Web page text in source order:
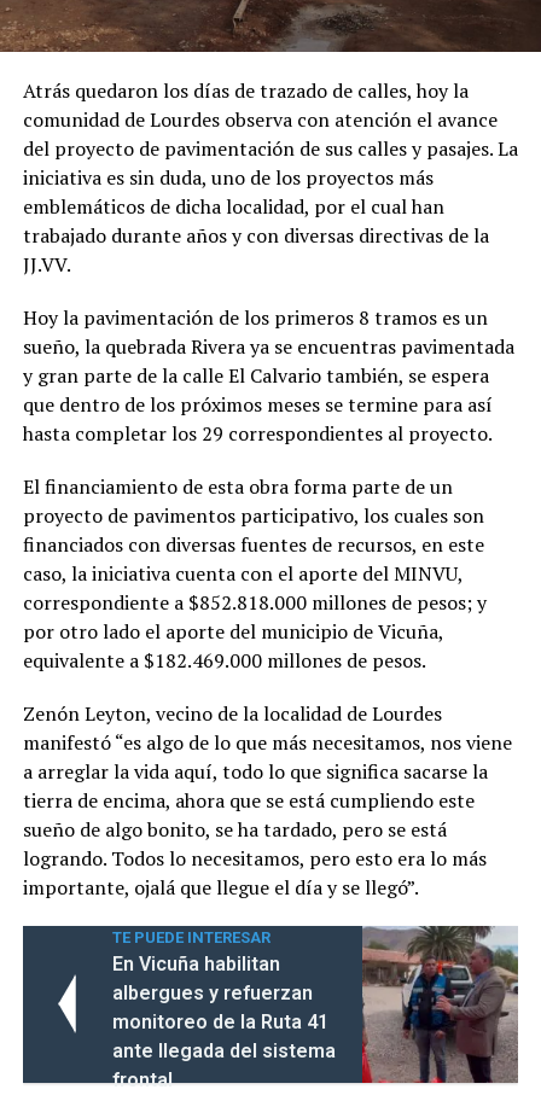
Atrás quedaron los días de trazado de calles, hoy la
comunidad de Lourdes observa con atención el avance
del proyecto de pavimentación de sus calles y pasajes. La
iniciativa es sin duda, uno de los proyectos más
emblemáticos de dicha localidad, por el cual han
trabajado durante años y con diversas directivas de la
JJ.VV.
Hoy la pavimentación de los primeros 8 tramos es un
sueño, la quebrada Rivera ya se encuentras pavimentada
y gran parte de la calle El Calvario también, se espera
que dentro de los próximos meses se termine para así
hasta completar los 29 correspondientes al proyecto.
El financiamiento de esta obra forma parte de un
proyecto de pavimentos participativo, los cuales son
financiados con diversas fuentes de recursos, en este
caso, la iniciativa cuenta con el aporte del MINVU,
correspondiente a $852.818.000 millones de pesos; y
por otro lado el aporte del municipio de Vicuña,
equivalente a $182.469.000 millones de pesos.
Zenón Leyton, vecino de la localidad de Lourdes
manifestó “es algo de lo que más necesitamos, nos viene
a arreglar la vida aquí, todo lo que significa sacarse la
tierra de encima, ahora que se está cumpliendo este
sueño de algo bonito, se ha tardado, pero se está
logrando. Todos lo necesitamos, pero esto era lo más
importante, ojalá que llegue el día y se llegó”.
TE PUEDE INTERESAR
En Vicuña habilitan
albergues y refuerzan
monitoreo de la Ruta 41
ante llegada del sistema
frontal